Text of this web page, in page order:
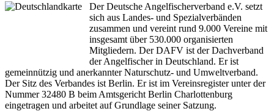
Der Deutsche Angelfischerverband e.V. setzt
sich aus Landes- und Spezialverbänden
zusammen und vereint rund 9.000 Vereine mit
insgesamt über 530.000 organisierten
Mitgliedern. Der DAFV ist der Dachverband
der Angelfischer in Deutschland. Er ist
gemeinnützig und anerkannter Naturschutz- und Umweltverband.
Der Sitz des Verbandes ist Berlin. Er ist im Vereinsregister unter der
Nummer 32480 B beim Amtsgericht Berlin Charlottenburg
eingetragen und arbeitet auf Grundlage seiner Satzung.